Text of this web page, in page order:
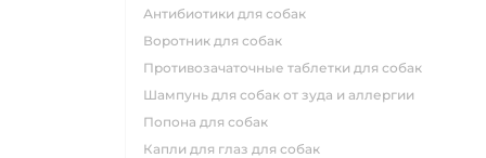
антибиотики для собак
воротник для собак
противозачаточные таблетки для собак
шампунь для собак от зуда и аллергии
попона для собак
капли для глаз для собак